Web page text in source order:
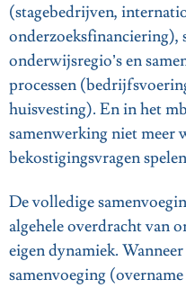
(stagebedrijven,
onderzoeksfinanciering),
onderwijsregio’s en
processen
huisvesting). En in het
samenwerking niet meer
bekostigingsvragen
De volledige
algehele overdracht van
eigen dynamiek.
samenvoeging